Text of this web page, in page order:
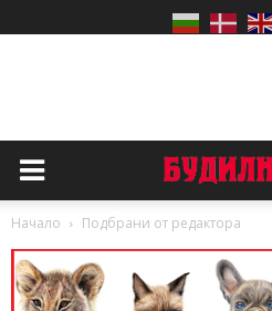
Начало Подбрани от редактора